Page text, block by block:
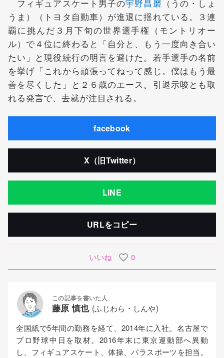
フィギュアスケート男子の宇野昌磨 （うの・しょ
うま）（トヨタ自動車）が進退に揺れている。３連
覇に挑んだ３月下旬の世界選手権（モントリオー
ル）で４位に終わると「自分と、もう一度向き合い
たい」と現役続行の明言を避けた。若手選手の名前
を挙げ「これから頑張ってねって感じ。僕はもう最
善を尽くした」と２６歳のエース。引退示唆とも取
れる発言で、去就が注目される。
facebook
X（旧Twitter）
LINE
URLをコピー
いいね 0
この記事を書いた人
藤原 慎也 (ふじわら・しんや)
全国紙で5年間の勤務を経て、2014年に入社。名古屋で
プロ野球中日を取材。2016年末に東京運動部へ異動
し、フィギュアスケート、体操、パラスポーツを担当。